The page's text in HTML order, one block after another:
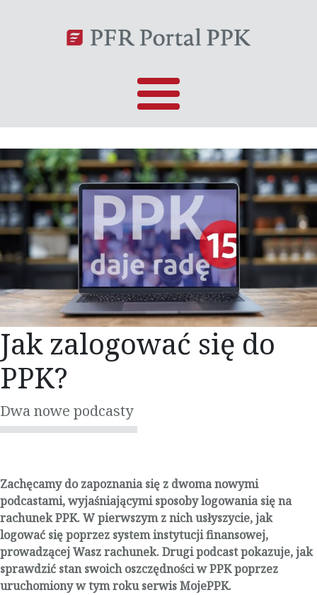
Jak zalogować się do
PPK?
Dwa nowe podcasty
Zachęcamy do zapoznania się z dwoma nowymi
podcastami, wyjaśniającymi sposoby logowania się na
rachunek PPK. W pierwszym z nich usłyszycie, jak
logować się poprzez system instytucji finansowej,
prowadzącej Wasz rachunek. Drugi podcast pokazuje, jak
sprawdzić stan swoich oszczędności w PPK poprzez
uruchomiony w tym roku serwis MojePPK.